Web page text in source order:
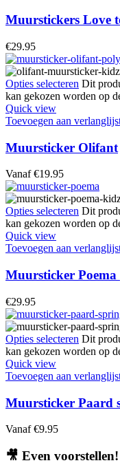
Muurstickers Love
€29.95
Opties selecteren Dit
kan gekozen worden op
Quick view
Toevoegen aan
Muursticker Olifant
Vanaf €19.95
Opties selecteren Dit
kan gekozen worden op
Quick view
Toevoegen aan
Muursticker
€29.95
Opties selecteren Dit
kan gekozen worden op
Quick view
Toevoegen aan
Muursticker Paard
Vanaf €9.95
🎥 Even voorstellen!